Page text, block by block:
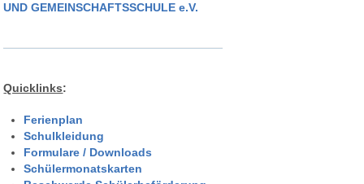
UND GEMEINSCHAFTSSCHULE e.V.
Quicklinks:
Ferienplan
Schulkleidung
Formulare / Downloads
Schülermonatskarten